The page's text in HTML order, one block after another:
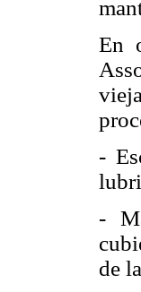
En
-
-
de